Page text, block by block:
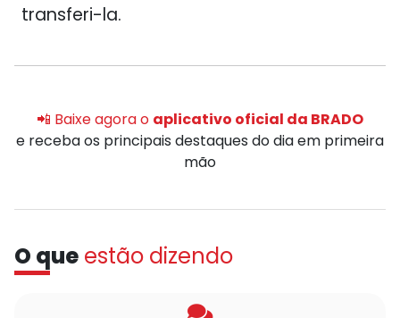
transferi-la.
📲 Baixe agora o aplicativo oficial da BRADO
e receba os principais destaques do dia em primeira
mão
O que estão dizendo